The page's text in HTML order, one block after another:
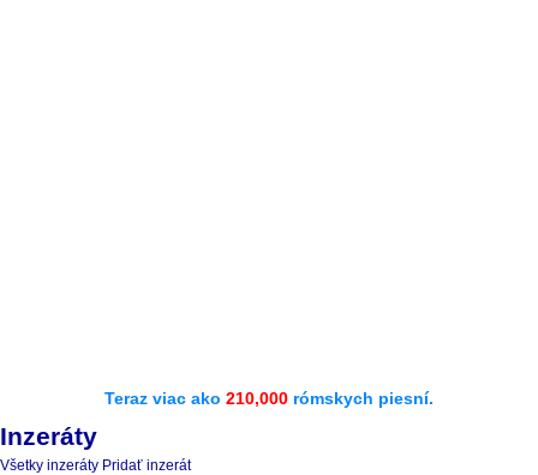
Teraz viac ako 210,000 rómskych piesní.
Inzeráty
Všetky inzeráty Pridať inzerát